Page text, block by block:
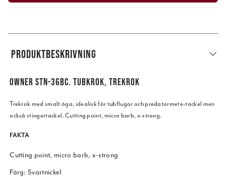
PRODUKTBESKRIVNING
OWNER STN-36BC. TUBKROK, TREKROK
Trekrok med smalt öga, idealisk för tubflugor och predatormete-tackel men
också stingertackel. Cutting point, micro barb, x-strong.
FAKTA
Cutting point, micro barb, x-strong
Färg: Svartnickel